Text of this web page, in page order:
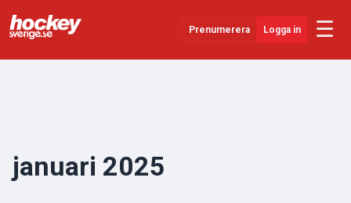
Prenumerera Logga in ☰
Evenemang
januari 2025